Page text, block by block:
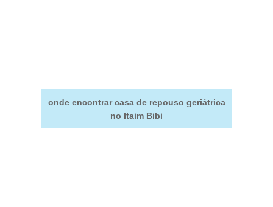
onde encontrar casa de repouso geriátrica
no Itaim Bibi